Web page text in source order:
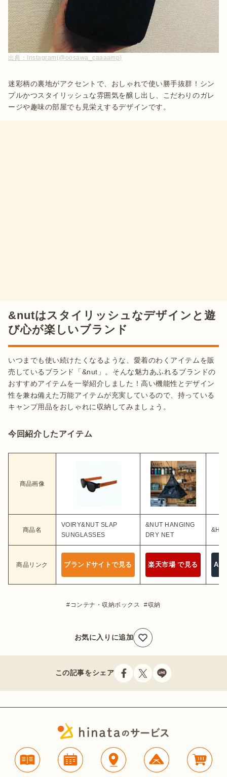
出典： Instagram(@oosawa_caaaamp)
迷彩柄の裏地がアクセントで、おしゃれで使い勝手抜群！シン
プルかつスタイリッシュな雰囲気を醸し出し、こだわりのガレ
ージや趣味の部屋でも見栄えするデザインです。
&nutはスタイリッシュなデザインと遊
び心が楽しいブランド
いつまでも使い続けたくなるような、愛着のわくアイテムを販
売しているブランド「&nut」。そんな魅力あふれるブランドの
おすすめアイテムを一挙紹介しました！高い機能性とデザイン
性を兼ね備えた万能アイテムが充実しているので、持っている
キャンプ用品をおしゃれに収納してみましょう。
今回紹介したアイテム
商品画像
商品名
VOIRY&NUT SLAP
SUNGLASSES
&NUT HANGING
DRY NET
商品リンク ブランドサイトで見る 楽天市場 で見る
コンテナ・収納ボックス 収納
お気に入りに追加
この記事をシェア